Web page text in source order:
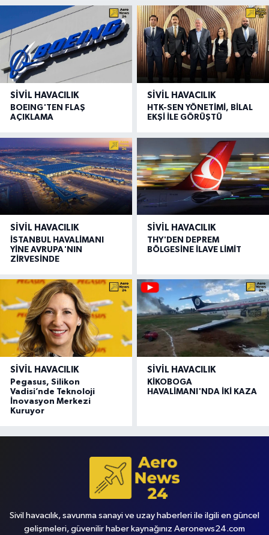
SIVIL HAVACILIK
BOEING'TEN FLAŞ
AÇIKLAMA
SIVIL HAVACILIK
HTK-SEN YÖNETİMİ, BİLAL
EKŞİ İLE GÖRÜŞTÜ
SIVIL HAVACILIK
İSTANBUL HAVALİMANI
YİNE AVRUPA'NIN
ZİRVESİNDE
SIVIL HAVACILIK
THY'DEN DEPREM
BÖLGESİNE İLAVE LİMİT
SIVIL HAVACILIK
Pegasus, Silikon
Vadisi’nde Teknoloji
İnovasyon Merkezi
Kuruyor
SIVIL HAVACILIK
KİKOBOGA
HAVALİMANI'NDA İKİ KAZA
Sivil havacılık, savunma sanayi ve uzay haberleri ile ilgili en güncel
gelişmeleri, güvenilir haber kaynağınız Aeronews24.com